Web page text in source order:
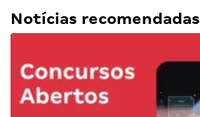
Notícias recomendadas